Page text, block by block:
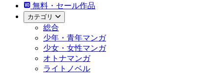
無料・セール作品
カテゴリ
総合
少年・青年マンガ
少女・女性マンガ
オトナマンガ
ライトノベル